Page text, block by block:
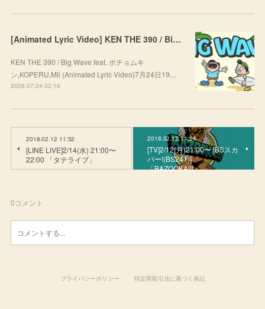
[Animated Lyric Video] KEN THE 390 / Big Wave feat. ポチョムキン,KOPERU,Mii
KEN THE 390 / Big Wave feat. ポチョムキ
ン,KOPERU,Mii (Animated Lyric Video)7月24日19…
2026.07.24 02:16
2018.02.12 11:52
[LINE LIVE]2/14(水) 21:00〜
22:00 「タテライブ」
2018.02.12 11:24
[TV]2/12(月)21:00〜 [BSスカ
パー!(BS241)]
「BAZOOKA!!!」
0コメント
プライバシーポリシー 特定商取引法に基づく表記